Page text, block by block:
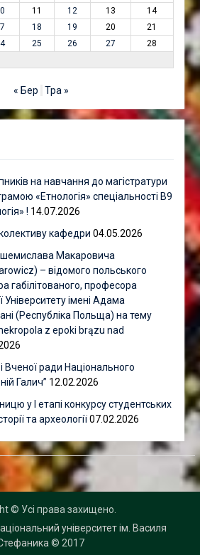
11 12 13
14
18 19 20
21
25 26 27
28
« Бер Тра »
на навчання до магістратури
«Етнологія» спеціальності В9
! 14.07.2026
кафедри 04.05.2026
Макаровича
– відомого польського
габілітованого, професора
Університету імені Адама
(Республіка Польща) на тему
z epoki brązu nad
Вченої ради Національного
Галич” 12.02.2026
у І етапі конкурсу студентських
та археології 07.02.2026
© Усі права захищено.
університет ім. Василя
© 2017